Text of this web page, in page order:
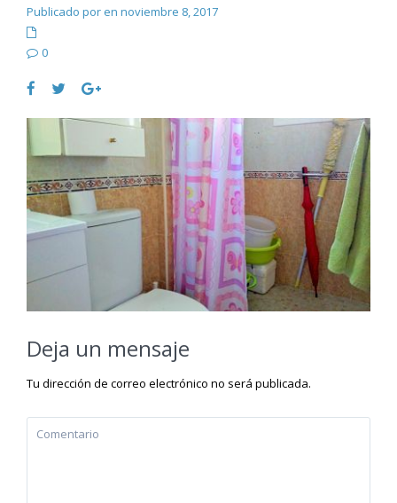
Publicado por en noviembre 8, 2017
0
Deja un mensaje
Tu dirección de correo electrónico no será publicada.